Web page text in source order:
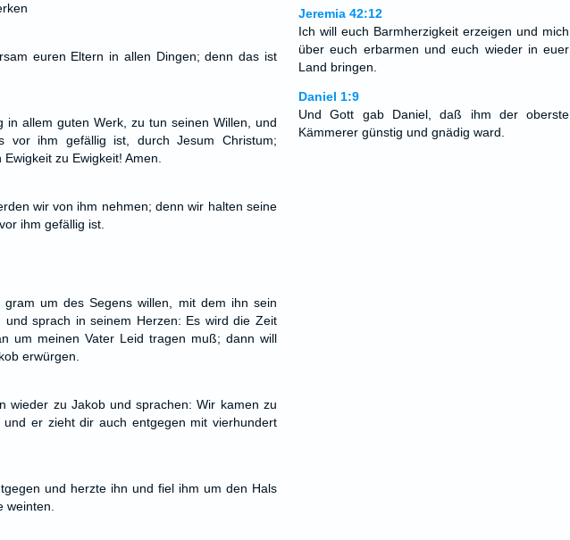
euren Eltern in allen Dingen; denn das ist
in allem guten Werk, zu tun seinen Willen, und
vor ihm gefällig ist, durch Jesum Christum;
zu Ewigkeit! Amen.
wir von ihm nehmen; denn wir halten seine
ihm gefällig ist.
gram um des Segens willen, mit dem ihn sein
und sprach in seinem Herzen: Es wird die Zeit
um meinen Vater Leid tragen muß; dann will
erwürgen.
wieder zu Jakob und sprachen: Wir kamen zu
und er zieht dir auch entgegen mit vierhundert
und herzte ihn und fiel ihm um den Hals
weinten.
Jeremia 42:12
Ich will euch Barmherzigkeit erzeigen und mich
über euch erbarmen und euch wieder in euer
Land bringen.
Daniel 1:9
Und Gott gab Daniel, daß ihm der oberste
Kämmerer günstig und gnädig ward.